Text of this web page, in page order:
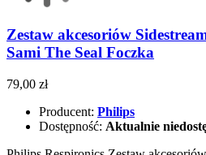
Zestaw akcesoriów
Sami The Seal Foczka
79,00 zł
Producent: Philips
Dostępność: Aktualnie